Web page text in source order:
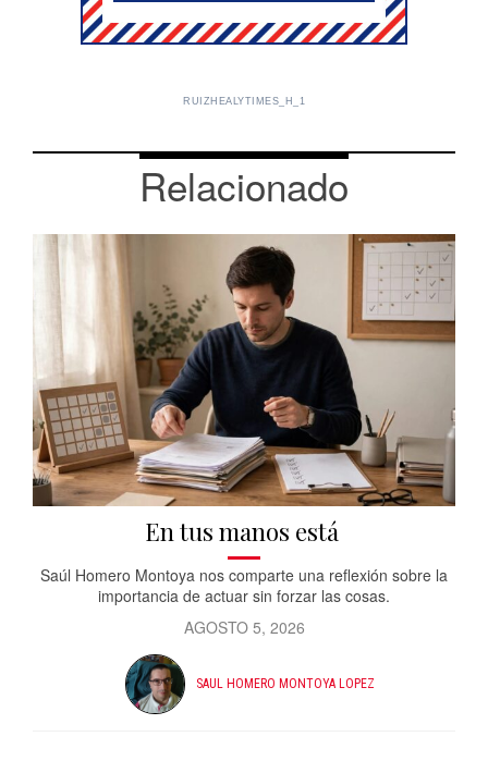
RUIZHEALYTIMES_H_1
Relacionado
En tus manos está
Saúl Homero Montoya nos comparte una reflexión sobre la
importancia de actuar sin forzar las cosas.
AGOSTO 5, 2026
SAUL HOMERO MONTOYA LOPEZ